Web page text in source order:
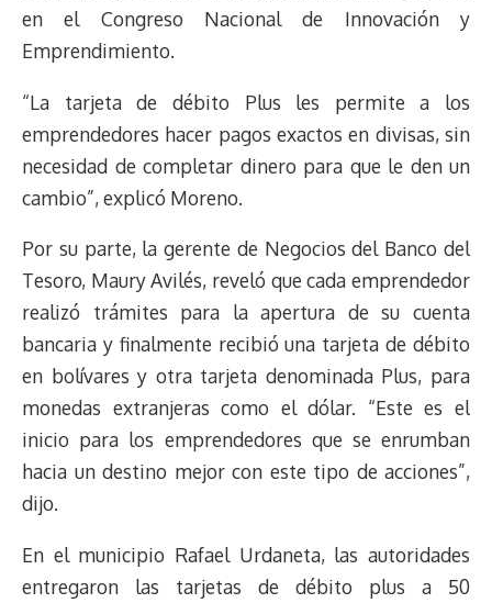
en el Congreso Nacional de Innovación y
Emprendimiento.
“La tarjeta de débito Plus les permite a los
emprendedores hacer pagos exactos en divisas, sin
necesidad de completar dinero para que le den un
cambio”, explicó Moreno.
Por su parte, la gerente de Negocios del Banco del
Tesoro, Maury Avilés, reveló que cada emprendedor
realizó trámites para la apertura de su cuenta
bancaria y finalmente recibió una tarjeta de débito
en bolívares y otra tarjeta denominada Plus, para
monedas extranjeras como el dólar. “Este es el
inicio para los emprendedores que se enrumban
hacia un destino mejor con este tipo de acciones”,
dijo.
En el municipio Rafael Urdaneta, las autoridades
entregaron las tarjetas de débito plus a 50